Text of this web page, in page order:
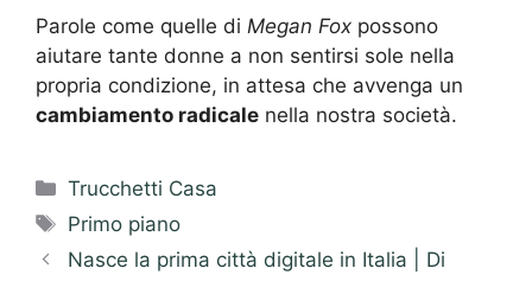
Parole come quelle di Megan Fox possono
aiutare tante donne a non sentirsi sole nella
propria condizione, in attesa che avvenga un
cambiamento radicale nella nostra società.
Categorie
Trucchetti Casa
Tag
Primo piano
Nasce la prima città digitale in Italia | Di